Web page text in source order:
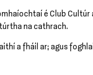
é Club
na cathrach.
a fháil ar; agus